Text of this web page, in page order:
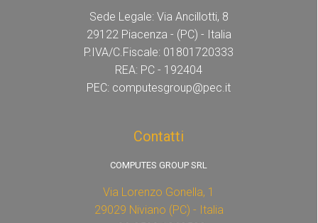
Sede Legale: Via Ancillotti, 8
29122 Piacenza - (PC) - Italia
P.IVA/C.Fiscale: 01801720333
REA: PC - 192404
PEC: computesgroup@pec.it
Contatti
COMPUTES GROUP SRL
Via Lorenzo Gonella, 1
29029 Niviano (PC) - Italia